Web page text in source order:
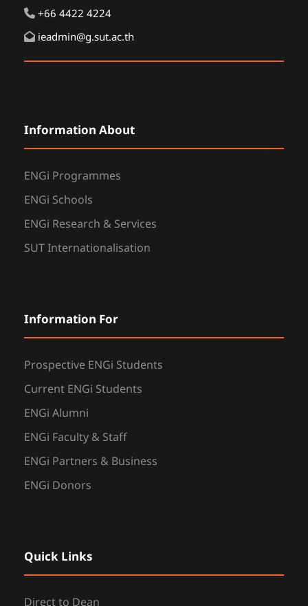
+66 4422 4224
ieadmin@g.sut.ac.th
Information About
ENGi Programmes
ENGi Schools
ENGi Research & Services
SUT Internationalisation
Information For
Prospective ENGi Students
Current ENGi Students
ENGi Alumni
ENGi Faculty & Staff
ENGi Partners & Business
ENGi Donors
Quick Links
Direct to Dean